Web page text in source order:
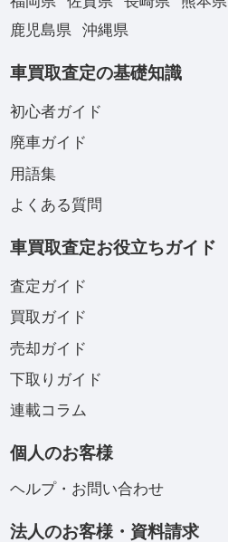
鹿児島県
沖縄県
車買取査定の基礎知識
初心者ガイド
廃車ガイド
用語集
よくある質問
車買取査定お役立ちガイド
査定ガイド
買取ガイド
売却ガイド
下取りガイド
連載コラム
個人のお客様
ヘルプ・お問い合わせ
法人のお客様・資料請求